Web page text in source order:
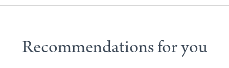
Recommendations for you